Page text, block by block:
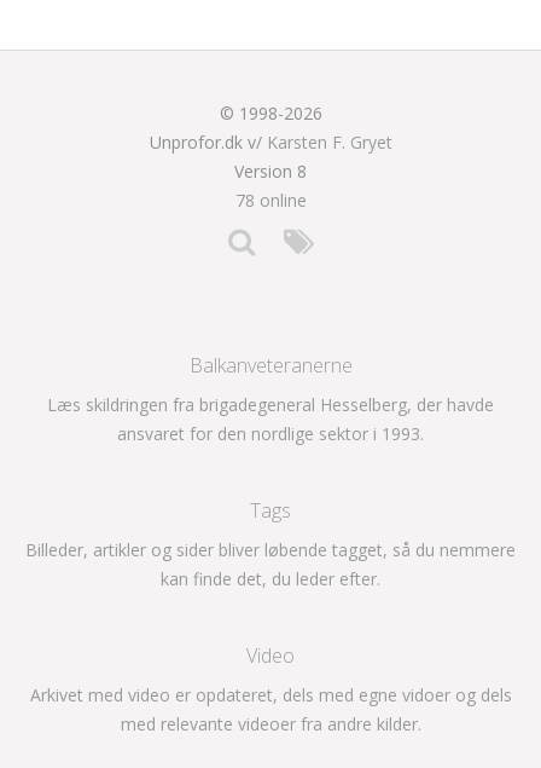
© 1998-2026
Unprofor.dk v/ Karsten F. Gryet
Version 8
78 online
Balkanveteranerne
Læs skildringen fra brigadegeneral Hesselberg, der havde
ansvaret for den nordlige sektor i 1993.
Tags
Billeder, artikler og sider bliver løbende tagget, så du nemmere
kan finde det, du leder efter.
Video
Arkivet med video er opdateret, dels med egne vidoer og dels
med relevante videoer fra andre kilder.